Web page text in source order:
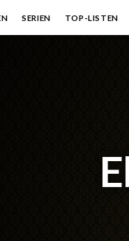
SERIEN TOP-LISTEN